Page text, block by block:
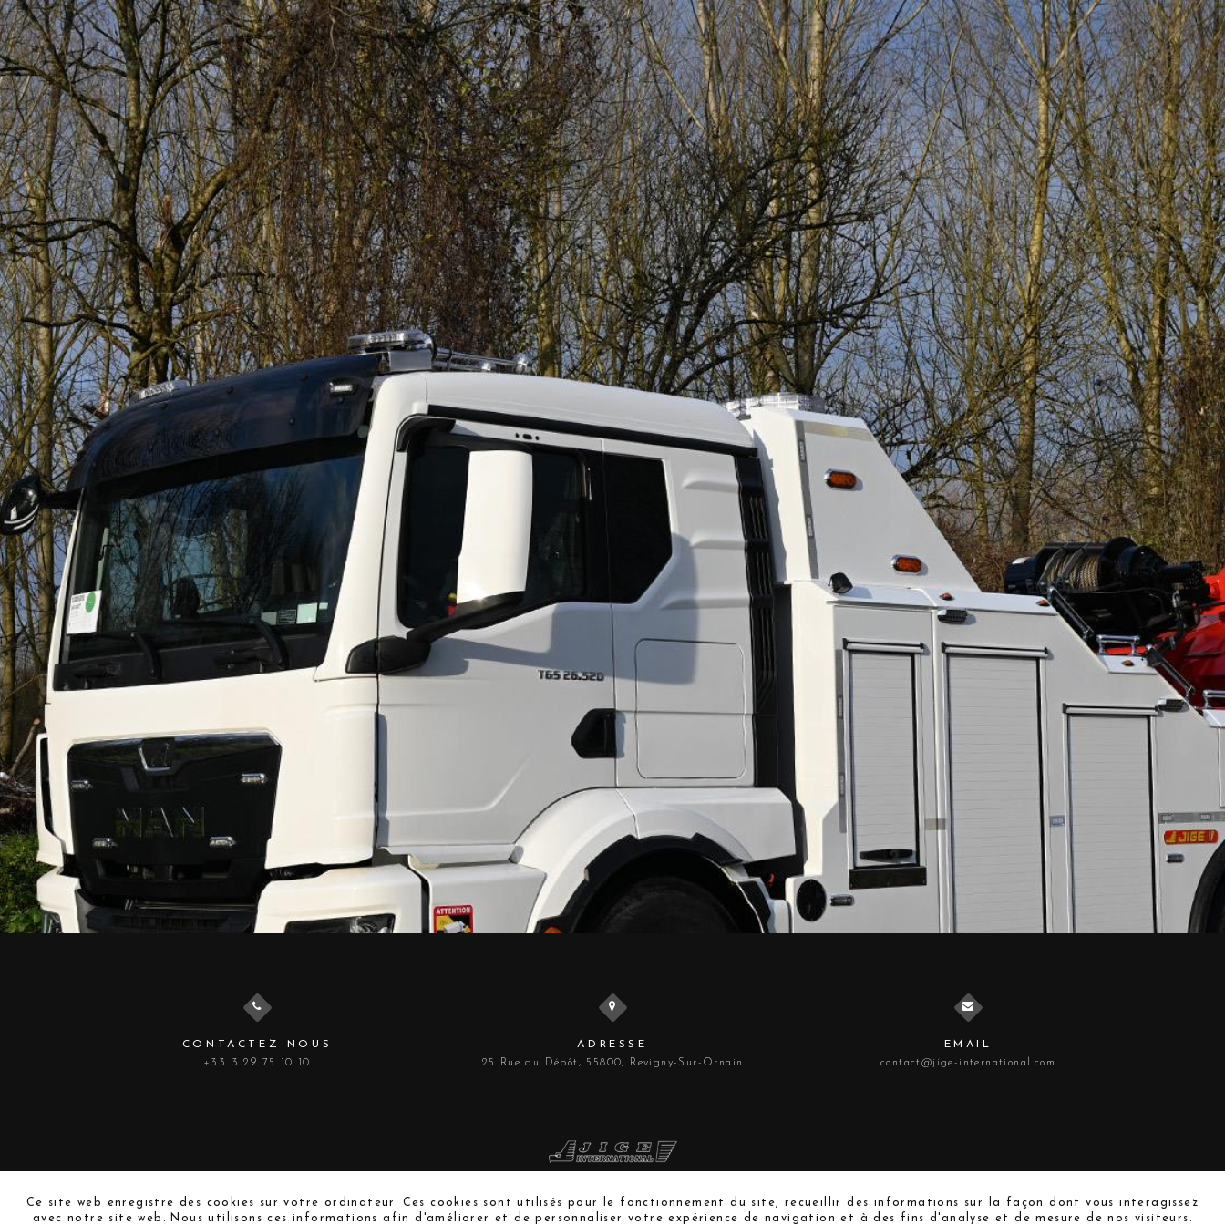
ACCUEIL ÉQUIPEMENTS ACCESSOIRES PLUS D'INFOS RECRUTEMENTS
DIAPORAMA DESCRIPTION CONFIGURER CONSTRUCTEURS CONTACT
SILHOUETTE
CONTACTEZ-NOUS
+33 3 29 75 10 10
ADRESSE
25 Rue du Dépôt, 55800, Revigny-Sur-Ornain
EMAIL
contact@jige-international.com
Ce site web enregistre des cookies sur votre ordinateur. Ces cookies sont utilisés pour le fonctionnement du site, recueillir des informations sur la façon dont vous interagissez
avec notre site web. Nous utilisons ces informations afin d'améliorer et de personnaliser votre expérience de navigation et à des fins d'analyse et de mesure de nos visiteurs.